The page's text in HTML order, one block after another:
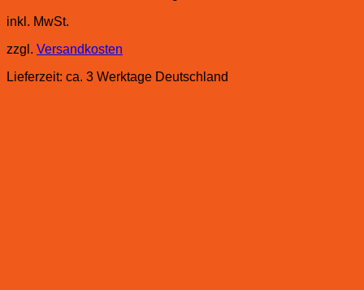
inkl. MwSt.
zzgl. Versandkosten
Lieferzeit: ca. 3 Werktage Deutschland